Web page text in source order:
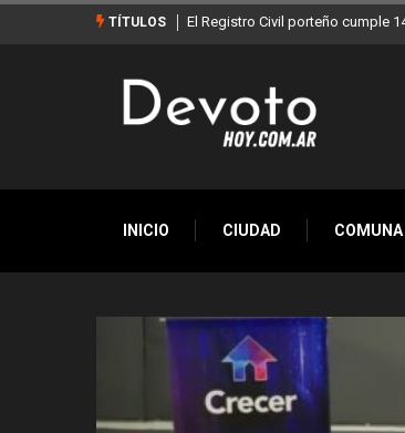
TÍTULOS Buenos Aires sumó 12 nuevos
INICIO CIUDAD COMUNA